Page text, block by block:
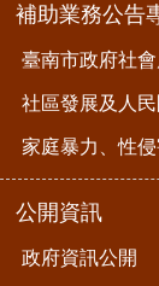
補助業務公告
臺南市政府社
社區發展及人
家庭暴力、性
公開資訊
政府資訊公開